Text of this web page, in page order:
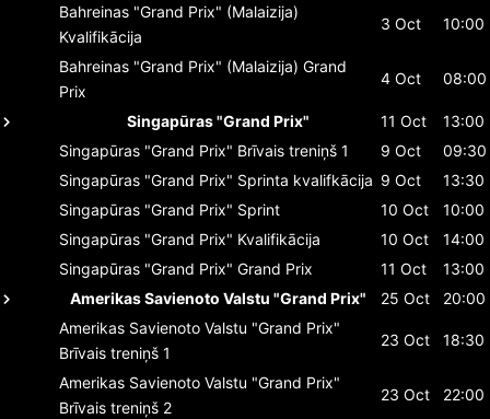
Bahreinas "Grand Prix" (Malaizija)
Kvalifikācija
3 Oct 10:00
Bahreinas "Grand Prix" (Malaizija) Grand
Prix
4 Oct 08:00
Singapūras "Grand Prix" 11 Oct
13:00
Singapūras "Grand Prix" Brīvais treniņš 1 9 Oct
09:30
Singapūras "Grand Prix" Sprinta kvalifkācija 9 Oct
13:30
Singapūras "Grand Prix" Sprint 10 Oct
10:00
Singapūras "Grand Prix" Kvalifikācija 10 Oct
14:00
Singapūras "Grand Prix" Grand Prix 11 Oct
13:00
Amerikas Savienoto Valstu "Grand Prix"
25 Oct
20:00
Amerikas Savienoto Valstu "Grand Prix"
Brīvais treniņš 1
23 Oct 18:30
Amerikas Savienoto Valstu "Grand Prix"
Brīvais treniņš 2
23 Oct 22:00